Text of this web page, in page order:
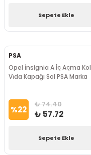
Sepete Ekle
PSA
Opel İnsignia A İç Açma Kol
Vi̇da Kapağı Sol PSA Marka
%22 ₺ 74.40
₺ 57.72
Sepete Ekle